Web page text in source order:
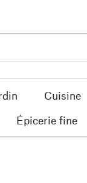
Cuisine
Épicerie fine